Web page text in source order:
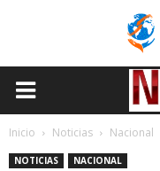
Inicio Noticias Nacional
NOTICIAS NACIONAL